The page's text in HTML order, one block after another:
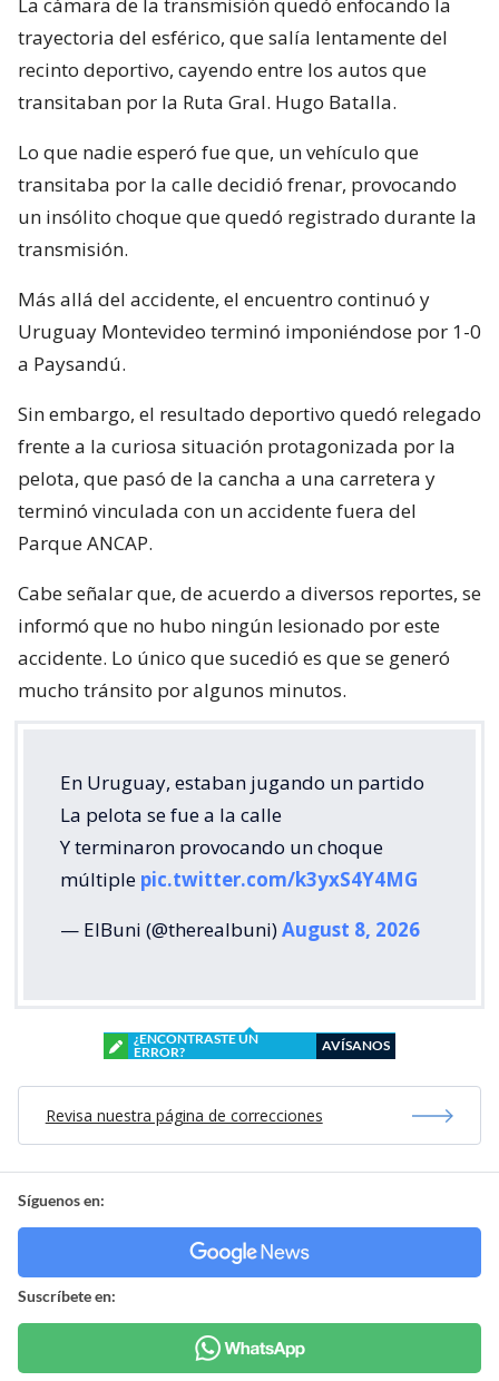
La cámara de la transmisión quedó enfocando la
trayectoria del esférico, que salía lentamente del
recinto deportivo, cayendo entre los autos que
transitaban por la Ruta Gral. Hugo Batalla.
Lo que nadie esperó fue que, un vehículo que
transitaba por la calle decidió frenar, provocando
un insólito choque que quedó registrado durante la
transmisión.
Más allá del accidente, el encuentro continuó y
Uruguay Montevideo terminó imponiéndose por 1-0
a Paysandú.
Sin embargo, el resultado deportivo quedó relegado
frente a la curiosa situación protagonizada por la
pelota, que pasó de la cancha a una carretera y
terminó vinculada con un accidente fuera del
Parque ANCAP.
Cabe señalar que, de acuerdo a diversos reportes, se
informó que no hubo ningún lesionado por este
accidente. Lo único que sucedió es que se generó
mucho tránsito por algunos minutos.
En Uruguay, estaban jugando un partido
La pelota se fue a la calle
Y terminaron provocando un choque
múltiple pic.twitter.com/k3yxS4Y4MG
— ElBuni (@therealbuni)August 8, 2026
¿ENCONTRASTE UN
ERROR?
AVÍSANOS
Revisa nuestra página de correcciones
Síguenos en:
Suscríbete en: